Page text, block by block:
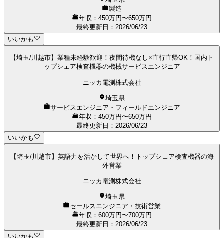
製造
年収：450万円〜650万円
最終更新日 ： 2026/06/23
いいかも
【埼玉/川越市】業種未経験歓迎！夜間待機なし×直行直帰OK！国内ト
ップシェア検査機器の機械サービスエンジニア
ニッカ電測株式会社
埼玉県
サービスエンジニア・フィールドエンジニア
年収：450万円〜650万円
最終更新日 ： 2026/06/23
いいかも
【埼玉/川越市】英語力を活かして世界へ！トップシェア検査機器の海
外営業
ニッカ電測株式会社
埼玉県
セールスエンジニア・技術営業
年収：600万円〜700万円
最終更新日 ： 2026/06/23
いいかも